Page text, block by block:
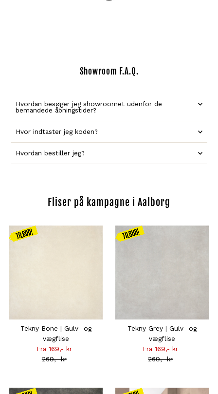
Showroom F.A.Q.
Hvordan besøger jeg showroomet udenfor de
bemandede åbningstider?
Hvor indtaster jeg koden?
Hvordan bestiller jeg?
Fliser på kampagne i Aalborg
Kampagnen
gælder
Tekny Bone | Gulv- og
vægflise
Tilbudsprisen
Fra 169,- kr
Normal
269,- kr
Kampagnen
gælder
Tekny Grey | Gulv- og
vægflise
Tilbudsprisen
Fra 169,- kr
Normal
269,- kr